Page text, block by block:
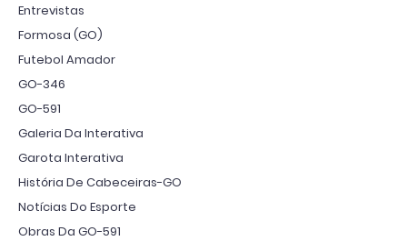
Entrevistas
Formosa (GO)
Futebol Amador
GO-346
GO-591
Galeria Da Interativa
Garota Interativa
História De Cabeceiras-GO
Notícias Do Esporte
Obras Da GO-591